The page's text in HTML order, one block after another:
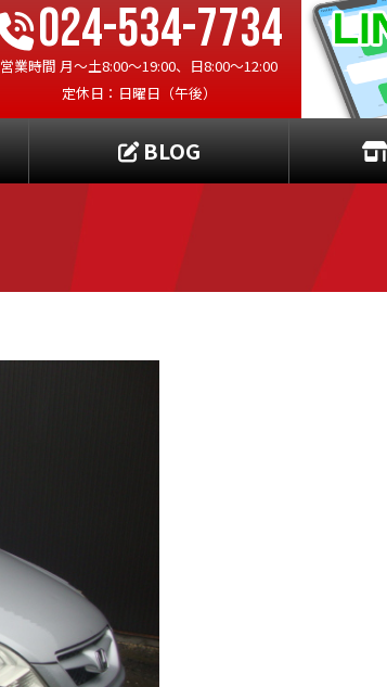
024-534-7734
営業時間 月〜土8:00〜19:00、日8:00〜12:00
定休日：日曜日（午後）
BLOG